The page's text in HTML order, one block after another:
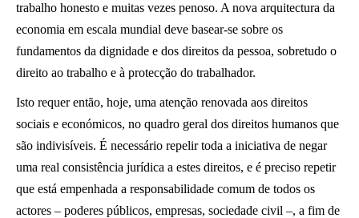
trabalho honesto e muitas vezes penoso. A nova arquitectura da
economia em escala mundial deve basear-se sobre os
fundamentos da dignidade e dos direitos da pessoa, sobretudo o
direito ao trabalho e à protecção do trabalhador.
Isto requer então, hoje, uma atenção renovada aos direitos
sociais e económicos, no quadro geral dos direitos humanos que
são indivisíveis. É necessário repelir toda a iniciativa de negar
uma real consistência jurídica a estes direitos, e é preciso repetir
que está empenhada a responsabilidade comum de todos os
actores – poderes públicos, empresas, sociedade civil –, a fim de